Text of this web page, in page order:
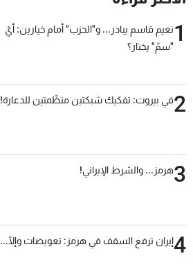
1نعيم قاسم يبادر... و"الحزب" أمام خيارين: أيّ
"سمّ" يختار؟
2في بيروت: تفكيك شبكتين منظّمتين للدعارة!
3هرمز... والشرط الإيراني!
4إيران ترفع السقف في هرمز: تعويضات وإلّا...